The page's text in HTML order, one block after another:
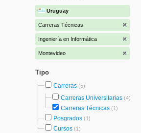
Uruguay
Carreras Técnicas
Ingeniería en Informática
Montevideo
Tipo
Carreras (5)
Carreras Universitarias (4)
Carreras Técnicas (1)
Posgrados (1)
Cursos (1)